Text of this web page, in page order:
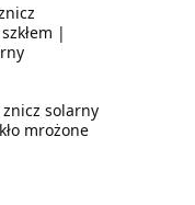
|
solarny
mrożone